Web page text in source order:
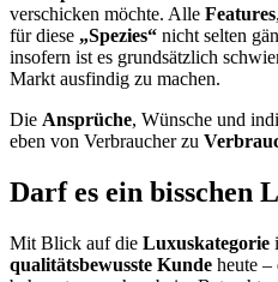
verschicken möchte. Alle Features
für diese „Spezies“ nicht selten
insofern ist es grundsätzlich
Markt ausfindig zu machen.
Die Ansprüche, Wünsche und
eben von Verbraucher zu
Darf es ein bisschen
Mit Blick auf die Luxuskategorie
qualitätsbewusste Kunde heute –